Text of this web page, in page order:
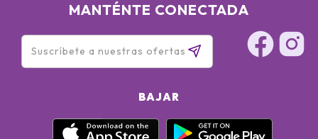
MANTÉNTE CONECTADA
BAJAR